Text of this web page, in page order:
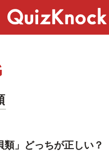
類」どっちが正しい？